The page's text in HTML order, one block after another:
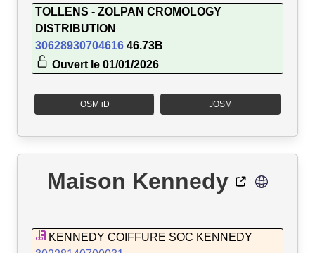
TOLLENS - ZOLPAN CROMOLOGY
DISTRIBUTION
30628930704616 46.73B
Ouvert le 01/01/2026
OSM iD JOSM
Maison Kennedy
KENNEDY COIFFURE SOC KENNEDY